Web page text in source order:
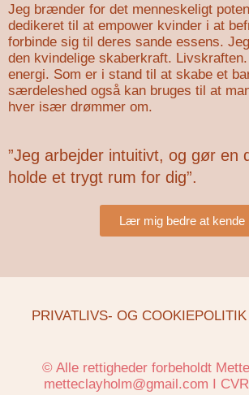
Jeg brænder for det menneskeligt
dedikeret til at empower kvinder i at
forbinde sig til deres sande essens.
den kvindelige skaberkraft.
energi. Som er i stand til at skabe et
særdeleshed også kan bruges til at
hver især drømmer om.
”Jeg arbejder intuitivt, og gør en
holde et trygt rum for dig”.
Lær mig bedre at kende
PRIVATLIVS- OG COOKIEPOLITIK
© Alle rettigheder forbeholdt Mette
metteclayholm@gmail.com I